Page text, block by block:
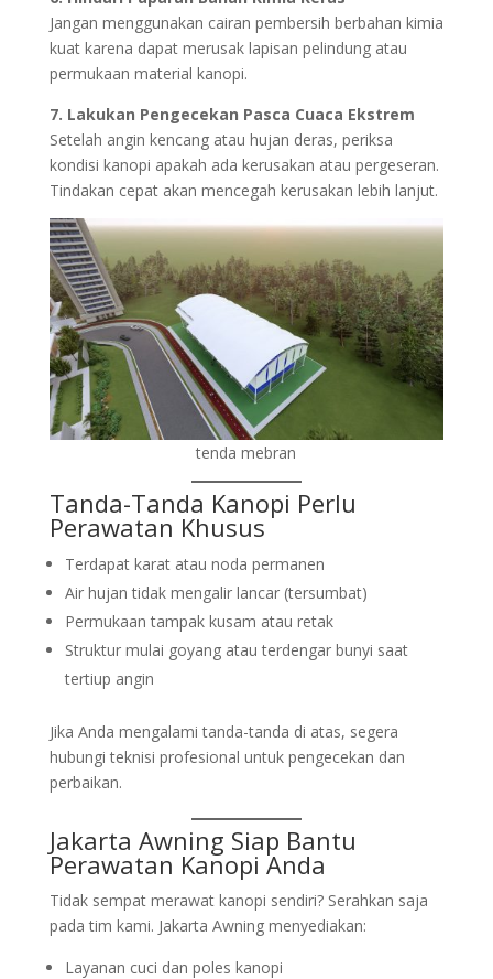
Jangan menggunakan cairan pembersih berbahan kimia
kuat karena dapat merusak lapisan pelindung atau
permukaan material kanopi.
7. Lakukan Pengecekan Pasca Cuaca Ekstrem
Setelah angin kencang atau hujan deras, periksa
kondisi kanopi apakah ada kerusakan atau pergeseran.
Tindakan cepat akan mencegah kerusakan lebih lanjut.
tenda mebran
Tanda-Tanda Kanopi Perlu
Perawatan Khusus
Terdapat karat atau noda permanen
Air hujan tidak mengalir lancar (tersumbat)
Permukaan tampak kusam atau retak
Struktur mulai goyang atau terdengar bunyi saat
tertiup angin
Jika Anda mengalami tanda-tanda di atas, segera
hubungi teknisi profesional untuk pengecekan dan
perbaikan.
Jakarta Awning Siap Bantu
Perawatan Kanopi Anda
Tidak sempat merawat kanopi sendiri? Serahkan saja
pada tim kami. Jakarta Awning menyediakan:
Layanan cuci dan poles kanopi